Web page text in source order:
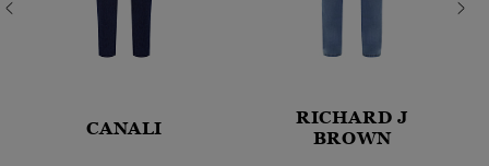
CANALI
RICHARD J
BROWN